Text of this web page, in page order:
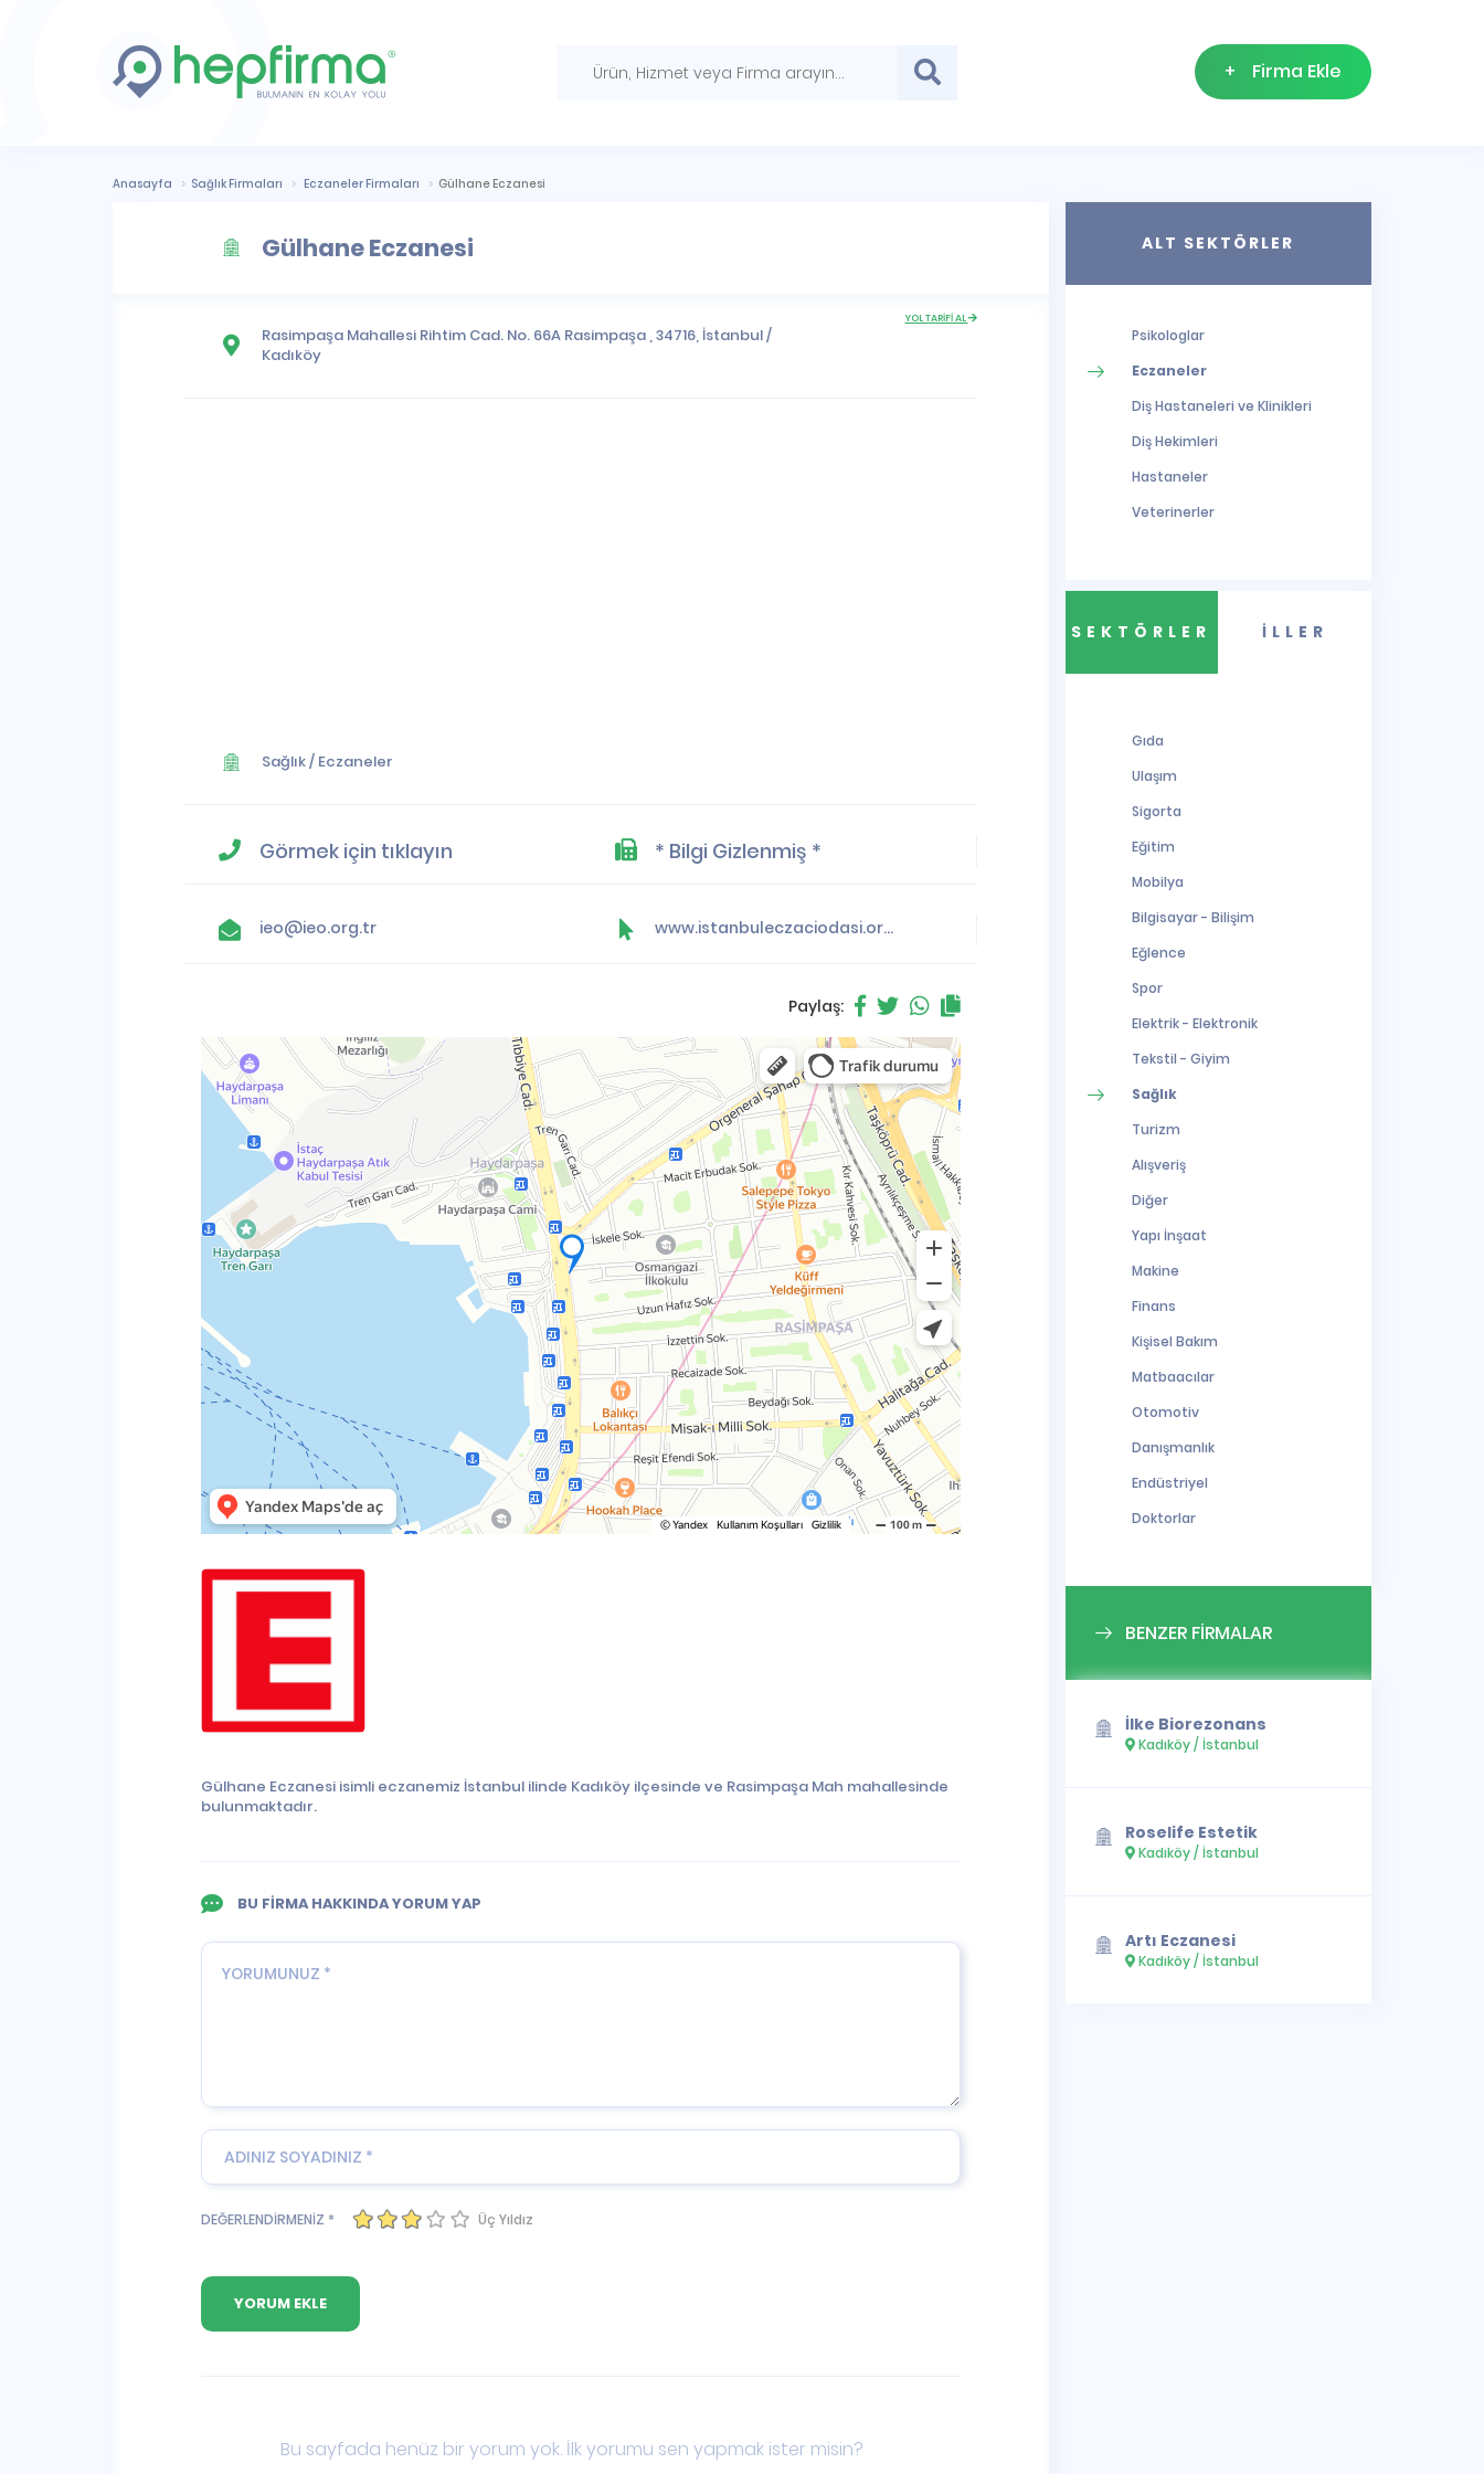
+ Firma Ekle
Anasayfa Sağlık Firmaları Eczaneler Firmaları Gülhane Eczanesi
Gülhane Eczanesi
Rasimpaşa Mahallesi Rihtim Cad. No. 66A Rasimpaşa , 34716, İstanbul/
Kadıköy
YOL TARİFİ AL
Sağlık/ Eczaneler
Görmek için tıklayın * Bilgi Gizlenmiş *
ieo@ieo.org.tr www.istanbuleczaciodasi.org.tr
Paylaş:
Gülhane Eczanesi isimli eczanemiz İstanbul ilinde Kadıköy ilçesinde ve Rasimpaşa Mah mahallesinde
bulunmaktadır.
BU FİRMA HAKKINDA YORUM YAP
DEĞERLENDİRMENİZ * Üç Yıldız
Bu sayfada henüz bir yorum yok. İlk yorumu sen yapmak ister misin?
ALT SEKTÖRLER
Psikologlar
Eczaneler
Diş Hastaneleri ve Klinikleri
Diş Hekimleri
Hastaneler
Veterinerler
SEKTÖRLER İLLER
Gıda
Ulaşım
Sigorta
Eğitim
Mobilya
Bilgisayar - Bilişim
Eğlence
Spor
Elektrik - Elektronik
Tekstil - Giyim
Sağlık
Turizm
Alışveriş
Diğer
Yapı İnşaat
Makine
Finans
Kişisel Bakım
Matbaacılar
Otomotiv
Danışmanlık
Endüstriyel
Doktorlar
BENZER FİRMALAR
İlke Biorezonans
Kadıköy / İstanbul
Roselife Estetik
Kadıköy / İstanbul
Artı Eczanesi
Kadıköy / İstanbul